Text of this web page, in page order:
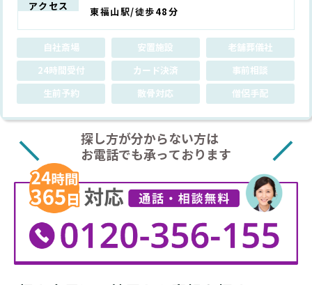
アクセス 東福山駅/徒歩48分
自社斎場 安置施設
老舗葬儀社
24時間受付
カード決済
事前相談
生前予約
散骨対応 僧侶手配
探し方が分からない方は
お電話でも承っております